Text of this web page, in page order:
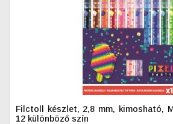
Filctoll készlet, 2,8 mm, kimosható,
12 különböző szín